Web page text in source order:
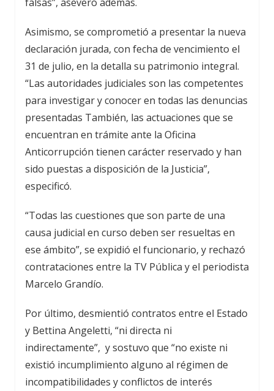
Asimismo, se comprometió a presentar la nueva
declaración jurada, con fecha de vencimiento el
31 de julio, en la detalla su patrimonio integral.
“Las autoridades judiciales son las competentes
para investigar y conocer en todas las denuncias
presentadas También, las actuaciones que se
encuentran en trámite ante la Oficina
Anticorrupción tienen carácter reservado y han
sido puestas a disposición de la Justicia”,
especificó.
“Todas las cuestiones que son parte de una
causa judicial en curso deben ser resueltas en
ese ámbito”, se expidió el funcionario, y rechazó
contrataciones entre la TV Pública y el periodista
Marcelo Grandío.
Por último, desmientió contratos entre el Estado
y Bettina Angeletti, “ni directa ni
indirectamente”, y sostuvo que “no existe ni
existió incumplimiento alguno al régimen de
incompatibilidades y conflictos de interés